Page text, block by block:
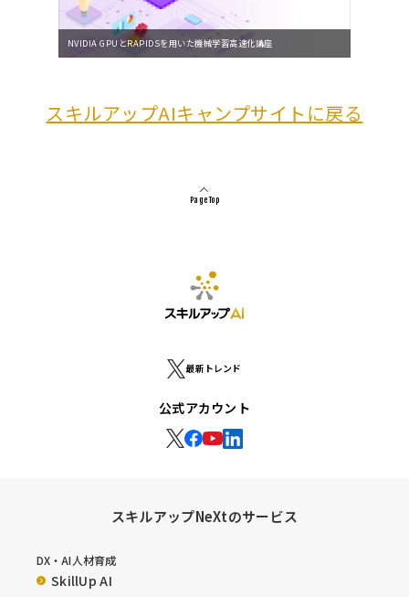
NVIDIA GPUとRAPIDSを用いた機械学習高速化講座
スキルアップAIキャンプサイトに戻る
Page Top
最新トレンド
公式アカウント
スキルアップNeXtのサービス
DX・AI人材育成
SkillUp AI